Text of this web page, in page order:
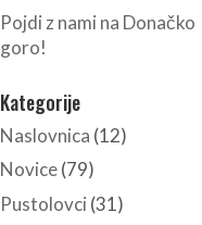
Pojdi z nami na Donačko
goro!
Kategorije
Naslovnica (12)
Novice(79)
Pustolovci (31)